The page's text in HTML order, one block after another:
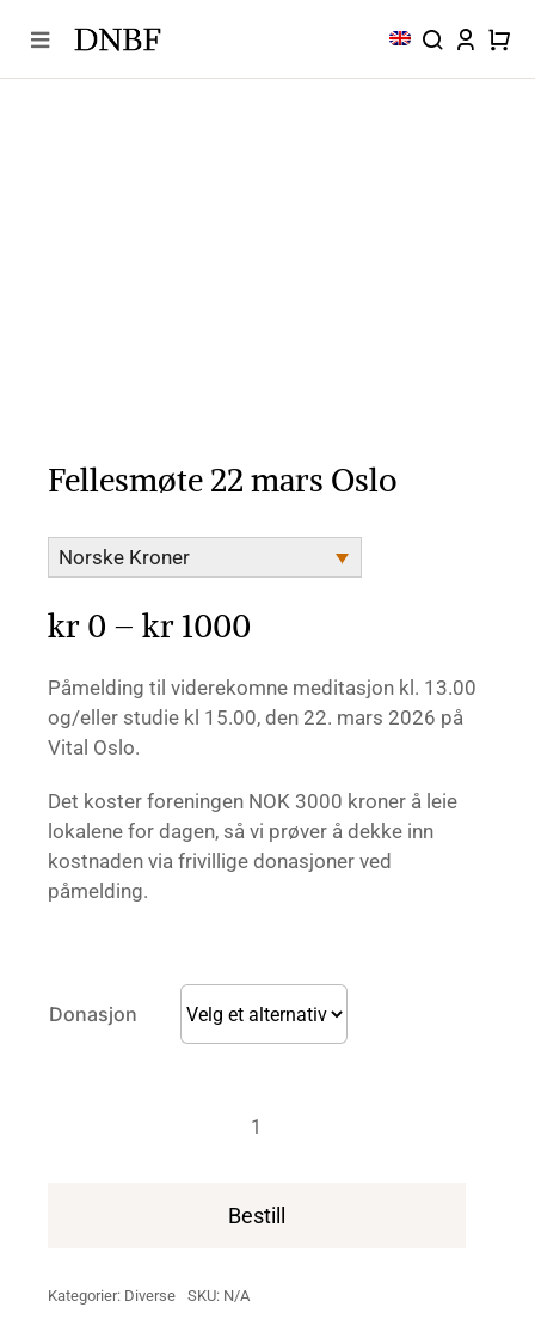
content
Fellesmøte 22 mars Oslo
Norske Kroner
kr0 – kr1000Prisområde:
til
Påmelding til viderekomne meditasjon kl. 13.00
og/eller studie kl 15.00, den 22. mars 2026 på
Vital Oslo.
Det koster foreningen NOK 3000 kroner å leie
lokalene for dagen, så vi prøver å dekke inn
kostnaden via frivillige donasjoner ved
påmelding.
Donasjon
Fellesmøte
Oslo
Bestill
Kategorier: Diverse SKU: N/A